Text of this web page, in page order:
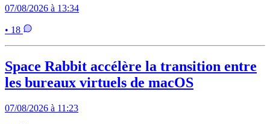
07/08/2026 à 13:34
• 18
Space Rabbit accélère la transition entre
les bureaux virtuels de macOS
07/08/2026 à 11:23